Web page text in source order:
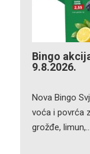
Bingo
9.8.2026.
Nova Bingo
voća i povrća
grožđe, limun,…